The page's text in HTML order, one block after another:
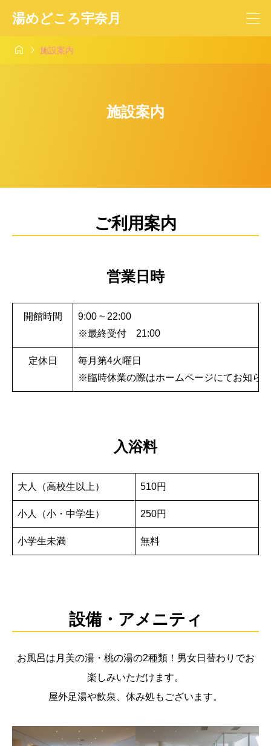
湯めどころ宇奈月
  施設案内
施設案内
ご利用案内
営業日時
開館時間
9:00 ~ 22:00
※最終受付 21:00
定休日
毎月第4火曜日
※臨時休業の際はホームページにてお知ら
入浴料
大人（高校生以上） 510円
小人（小・中学生） 250円
小学生未満 無料
設備・アメニティ
お風呂は月美の湯・桃の湯の2種類！男女日替わりでお
楽しみいただけます。
屋外足湯や飲泉、休み処もございます。